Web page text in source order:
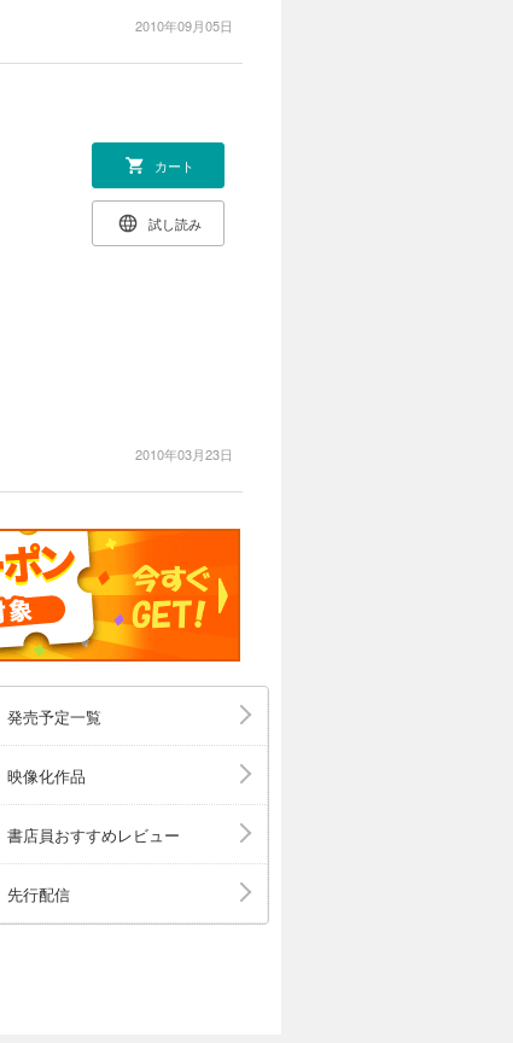
2010年09月05日
カート
試し読み
2010年03月23日
発売予定一覧
映像化作品
書店員おすすめレビュー
先行配信